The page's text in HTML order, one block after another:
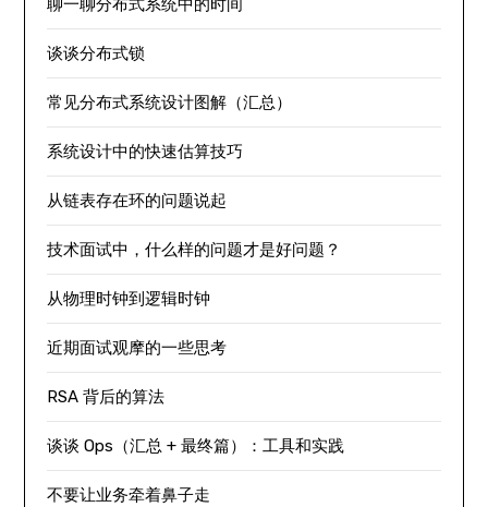
聊一聊分布式系统中的时间
谈谈分布式锁
常见分布式系统设计图解（汇总）
系统设计中的快速估算技巧
从链表存在环的问题说起
技术面试中，什么样的问题才是好问题？
从物理时钟到逻辑时钟
近期面试观摩的一些思考
RSA 背后的算法
谈谈 Ops（汇总 + 最终篇）：工具和实践
不要让业务牵着鼻子走